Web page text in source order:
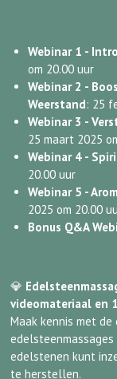
Webinar 1 -
om 20.00 uur
Webinar 2 -
Weerstand: 25
Webinar 3 -
25 maart 2025
Webinar 4 -
20.00 uur
Webinar 5 -
2025 om 20.00
Bonus Q&A
💎
videomateriaal en
Maak kennis met
edelstenen kunt
te herstellen.